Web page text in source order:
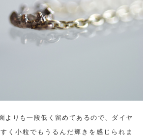
よりも一段低く留めてあるので、ダイヤ
く小粒でもうるんだ輝きを感じられま